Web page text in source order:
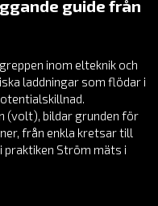
guide från
inom elteknik och
laddningar som flödar i
(volt), bildar grunden för
från enkla kretsar till
praktiken Ström mäts i